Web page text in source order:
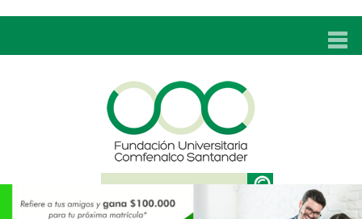
UNC
ADMISIONES
PROGRAMAS
TÉCNICOS LABORALES